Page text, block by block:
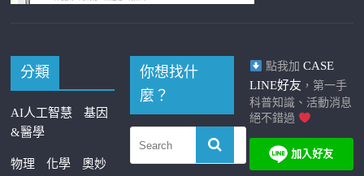
分類
AI人工智慧
基因
&醫學
物理 化學
奧妙
你想找什
麼？
點我加 CASE
LINE好友 ，第一手
科普知識、活動消息
絕不錯過